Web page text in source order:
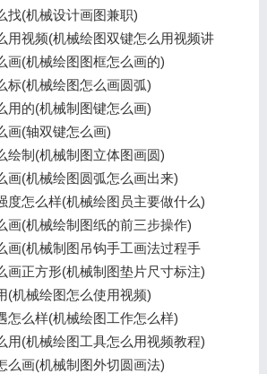
找(机械设计画图兼职)
用视频(机械绘图双键怎么用视频讲
画(机械绘图图框怎么画的)
标(机械绘图怎么画圆弧)
用的(机械制图键怎么画)
画(轴双键怎么画)
绘制(机械制图立体图画圆)
画(机械绘图圆弧怎么画出来)
度怎么样(机械绘图员主要做什么)
画(机械绘制图纸的前三步操作)
画(机械制图吊钩手工画法过程手
画正方形(机械制图垫片尺寸标注)
(机械绘图怎么使用视频)
怎么样(机械绘图工作怎么样)
用(机械绘图工具怎么用视频教程)
么画(机械制图外切圆画法)